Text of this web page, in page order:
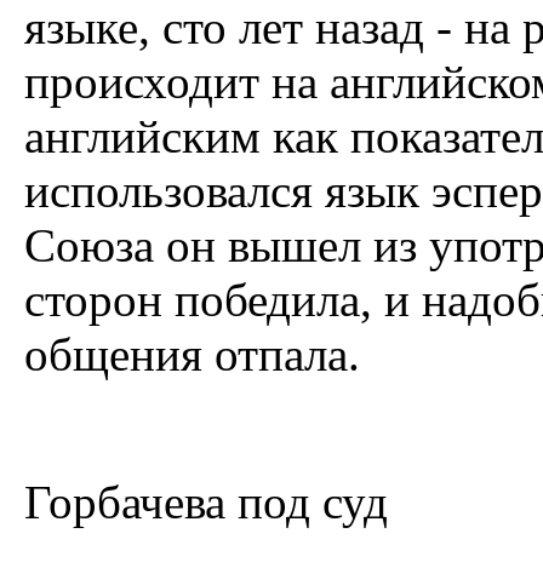
языке, сто лет назад - на
происходит на
английским как
использовался язык
Союза он вышел из
сторон победила, и
общения отпала.
Горбачева под суд